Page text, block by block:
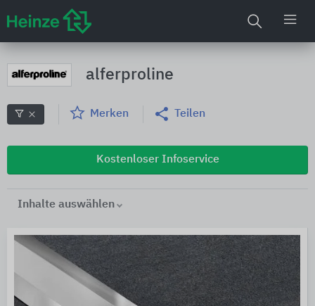
alferproline
Merken Teilen
Kostenloser Infoservice
Inhalte auswählen